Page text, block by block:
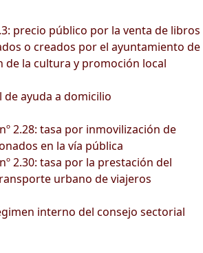
precio público por la venta de libros
o creados por el ayuntamiento de
de la cultura y promoción local
ayuda a domicilio
2.28: tasa por inmovilización de
en la vía pública
2.30: tasa por la prestación del
urbano de viajeros
interno del consejo sectorial